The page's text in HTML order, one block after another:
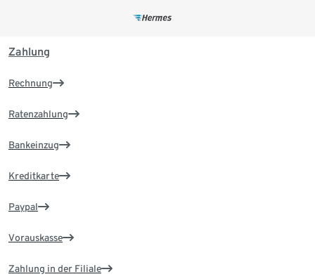
Zahlung
Rechnung
Ratenzahlung
Bankeinzug
Kreditkarte
Paypal
Vorauskasse
Zahlung in der Filiale